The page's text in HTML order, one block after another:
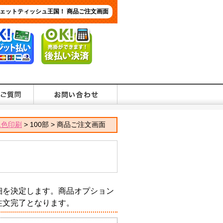
ットティッシュ王国！ 商品ご注文画面
印刷 > 100部 > 商品ご注文画面
決定します。商品オプション
完了となります。